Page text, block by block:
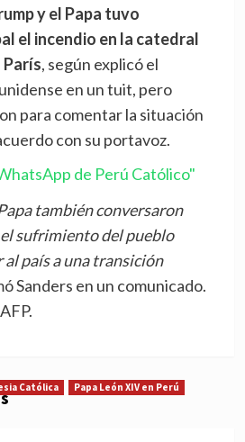
y el Papa tuvo
el incendio en la catedral
París, según explicó el
en un tuit, pero
para comentar la situación
con su portavoz.
de Perú Católico"
también conversaron
sufrimiento del pueblo
país a una transición
Sanders en un comunicado.
Católica
Papa León XIV en Perú